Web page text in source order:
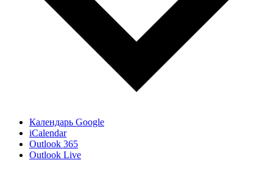
Календарь Google
iCalendar
Outlook 365
Outlook Live